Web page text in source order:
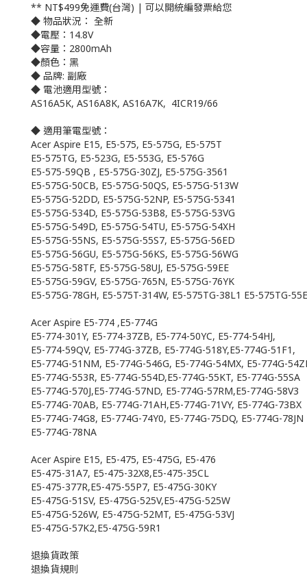
** NT$499免運費(台灣) | 可以開統編發票給您
◆ 物品狀況： 全新
◆電壓：14.8V
◆容量：2800mAh
◆顏色：黑
◆ 品牌: 副廠
◆ 電池適用型號：
AS16A5K, AS16A8K, AS16A7K, 4ICR19/66
◆ 適用筆電型號：
Acer Aspire E15, E5-575, E5-575G, E5-575T
E5-575TG, E5-523G, E5-553G, E5-576G
E5-575-59QB , E5-575G-30ZJ, E5-575G-3561
E5-575G-50CB, E5-575G-50QS, E5-575G-513W
E5-575G-52DD, E5-575G-52NP, E5-575G-5341
E5-575G-534D, E5-575G-53B8, E5-575G-53VG
E5-575G-549D, E5-575G-54TU, E5-575G-54XH
E5-575G-55NS, E5-575G-55S7, E5-575G-56ED
E5-575G-56GU, E5-575G-56KS, E5-575G-56WG
E5-575G-58TF, E5-575G-58UJ, E5-575G-59EE
E5-575G-59GV, E5-575G-765N, E5-575G-76YK
E5-575G-78GH, E5-575T-314W, E5-575TG-38L1 E5-575TG-
Acer Aspire E5-774 ,E5-774G
E5-774-301Y, E5-774-37ZB, E5-774-50YC, E5-774-54HJ,
E5-774-59QV, E5-774G-37ZB, E5-774G-518Y,E5-774G-51F1,
E5-774G-51NM, E5-774G-546G, E5-774G-54MX, E5-774G-
E5-774G-553R, E5-774G-554D,E5-774G-55KT, E5-774G-55SA
E5-774G-570J,E5-774G-57ND, E5-774G-57RM,E5-774G-58V3
E5-774G-70AB, E5-774G-71AH,E5-774G-71VY, E5-774G-73BX
E5-774G-74G8, E5-774G-74Y0, E5-774G-75DQ, E5-774G-78JN
E5-774G-78NA
Acer Aspire E15, E5-475, E5-475G, E5-476
E5-475-31A7, E5-475-32X8,E5-475-35CL
E5-475-377R,E5-475-55P7, E5-475G-30KY
E5-475G-51SV, E5-475G-525V,E5-475G-525W
E5-475G-526W, E5-475G-52MT, E5-475G-53VJ
E5-475G-57K2,E5-475G-59R1
退換貨政策
退換貨規則